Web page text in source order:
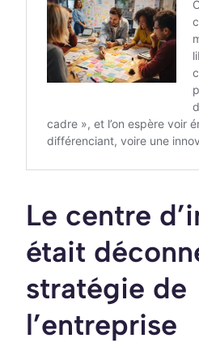
Le centre
était
stratégie de
l’entreprise